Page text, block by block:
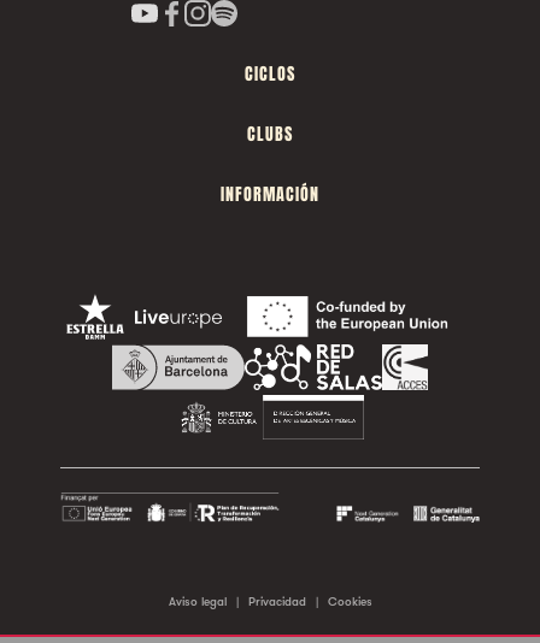
CICLOS
CLUBS
INFORMACIÓN
Aviso legal | Privacidad | Cookies
©2026 Sala Apolo. Todos los derechos reservados.